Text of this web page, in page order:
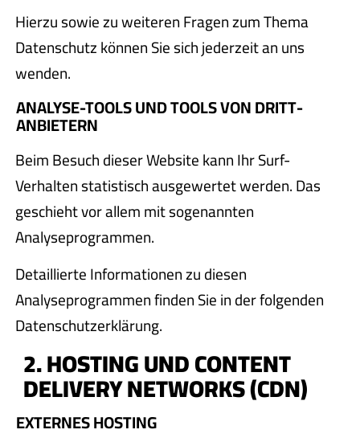
Hierzu sowie zu weiteren Fragen zum Thema
Datenschutz können Sie sich jederzeit an uns
wenden.
ANALYSE-TOOLS UND TOOLS VON DRITT­
ANBIETERN
Beim Besuch dieser Website kann Ihr Surf-
Verhalten statistisch ausgewertet werden. Das
geschieht vor allem mit sogenannten
Analyseprogrammen.
Detaillierte Informationen zu diesen
Analyseprogrammen finden Sie in der folgenden
Datenschutzerklärung.
2. HOSTING UND CONTENT
DELIVERY NETWORKS (CDN)
EXTERNES HOSTING